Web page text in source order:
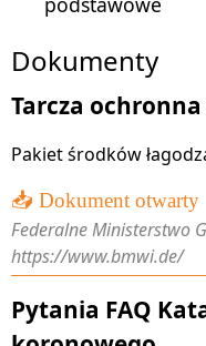
Dokumenty
Tarcza
Pakiet środków
📥 Dokument otwarty
Federalne Ministerstwo
https://www.bmwi.de/
Pytania FAQ